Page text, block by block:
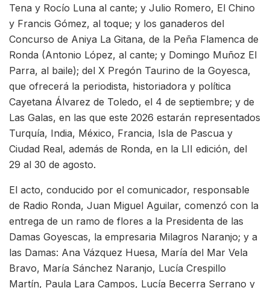
Tena y Rocío Luna al cante; y Julio Romero, El Chino
y Francis Gómez, al toque; y los ganaderos del
Concurso de Aniya La Gitana, de la Peña Flamenca de
Ronda (Antonio López, al cante; y Domingo Muñoz El
Parra, al baile); del X Pregón Taurino de la Goyesca,
que ofrecerá la periodista, historiadora y política
Cayetana Álvarez de Toledo, el 4 de septiembre; y de
Las Galas, en las que este 2026 estarán representados
Turquía, India, México, Francia, Isla de Pascua y
Ciudad Real, además de Ronda, en la LII edición, del
29 al 30 de agosto.
El acto, conducido por el comunicador, responsable
de Radio Ronda, Juan Miguel Aguilar, comenzó con la
entrega de un ramo de flores a la Presidenta de las
Damas Goyescas, la empresaria Milagros Naranjo; y a
las Damas: Ana Vázquez Huesa, María del Mar Vela
Bravo, María Sánchez Naranjo, Lucía Crespillo
Martín, Paula Lara Campos, Lucía Becerra Serrano y